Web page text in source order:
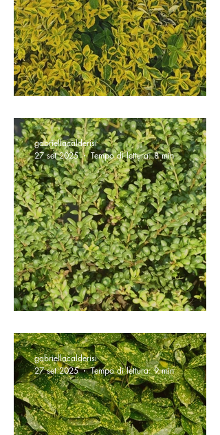
gabriellacalderisi
27 set 2025
Tempo di lettura: 8 min
gabriellacalderisi
27 set 2025
Tempo di lettura: 9 min